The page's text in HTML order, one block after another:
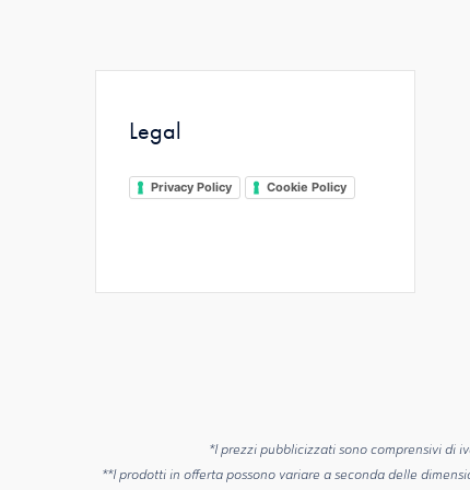
Legal
Privacy Policy Cookie Policy
*I prezzi pubblicizzati sono comprensivi di
**I prodotti in offerta possono variare a seconda delle